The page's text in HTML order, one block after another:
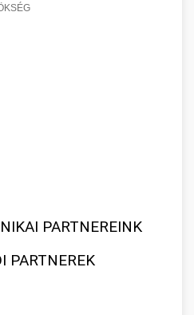
PARTNEREINK
PARTNEREK